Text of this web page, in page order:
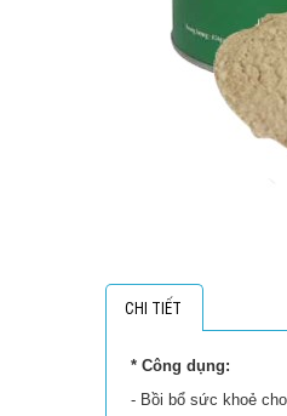
CHI TIẾT
* Công dụng:
- Bồi bổ sức khoẻ